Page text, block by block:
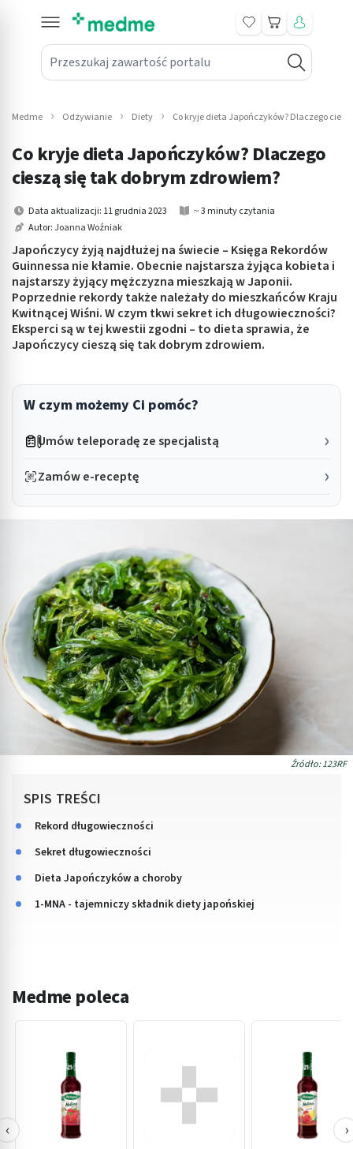
Przeszukaj zawartość portalu
Koszyk
submenu: Leki na receptę
submenu: Mama i dziecko
submenu: Kosmetyki
submenu: Higiena
submenu: Sprzęt medyczny
submenu: Intymne
submenu: Wellness
Medme Odżywianie Diety Co kryje dieta Japończyków? Dlaczego
Co kryje dieta Japończyków? Dlaczego
cieszą się tak dobrym zdrowiem?
Data aktualizacji: 11 grudnia 2023
~ 3 minuty czytania
Autor:Joanna Woźniak
Japończycy żyją najdłużej na świecie – Księga Rekordów
Guinnessa nie kłamie. Obecnie najstarsza żyjąca kobieta i
najstarszy żyjący mężczyzna mieszkają w Japonii.
Poprzednie rekordy także należały do mieszkańców Kraju
Kwitnącej Wiśni. W czym tkwi sekret ich długowieczności?
Eksperci są w tej kwestii zgodni – to dieta sprawia, że
Japończycy cieszą się tak dobrym zdrowiem.
W czym możemy Ci pomóc?
Umów teleporadę ze specjalistą
Zamów e-receptę
Źródło: 123RF
SPIS TREŚCI
Rekord długowieczności
Sekret długowieczności
Dieta Japończyków a choroby
1-MNA - tajemniczy składnik diety japońskiej
Medme poleca
‹ ›